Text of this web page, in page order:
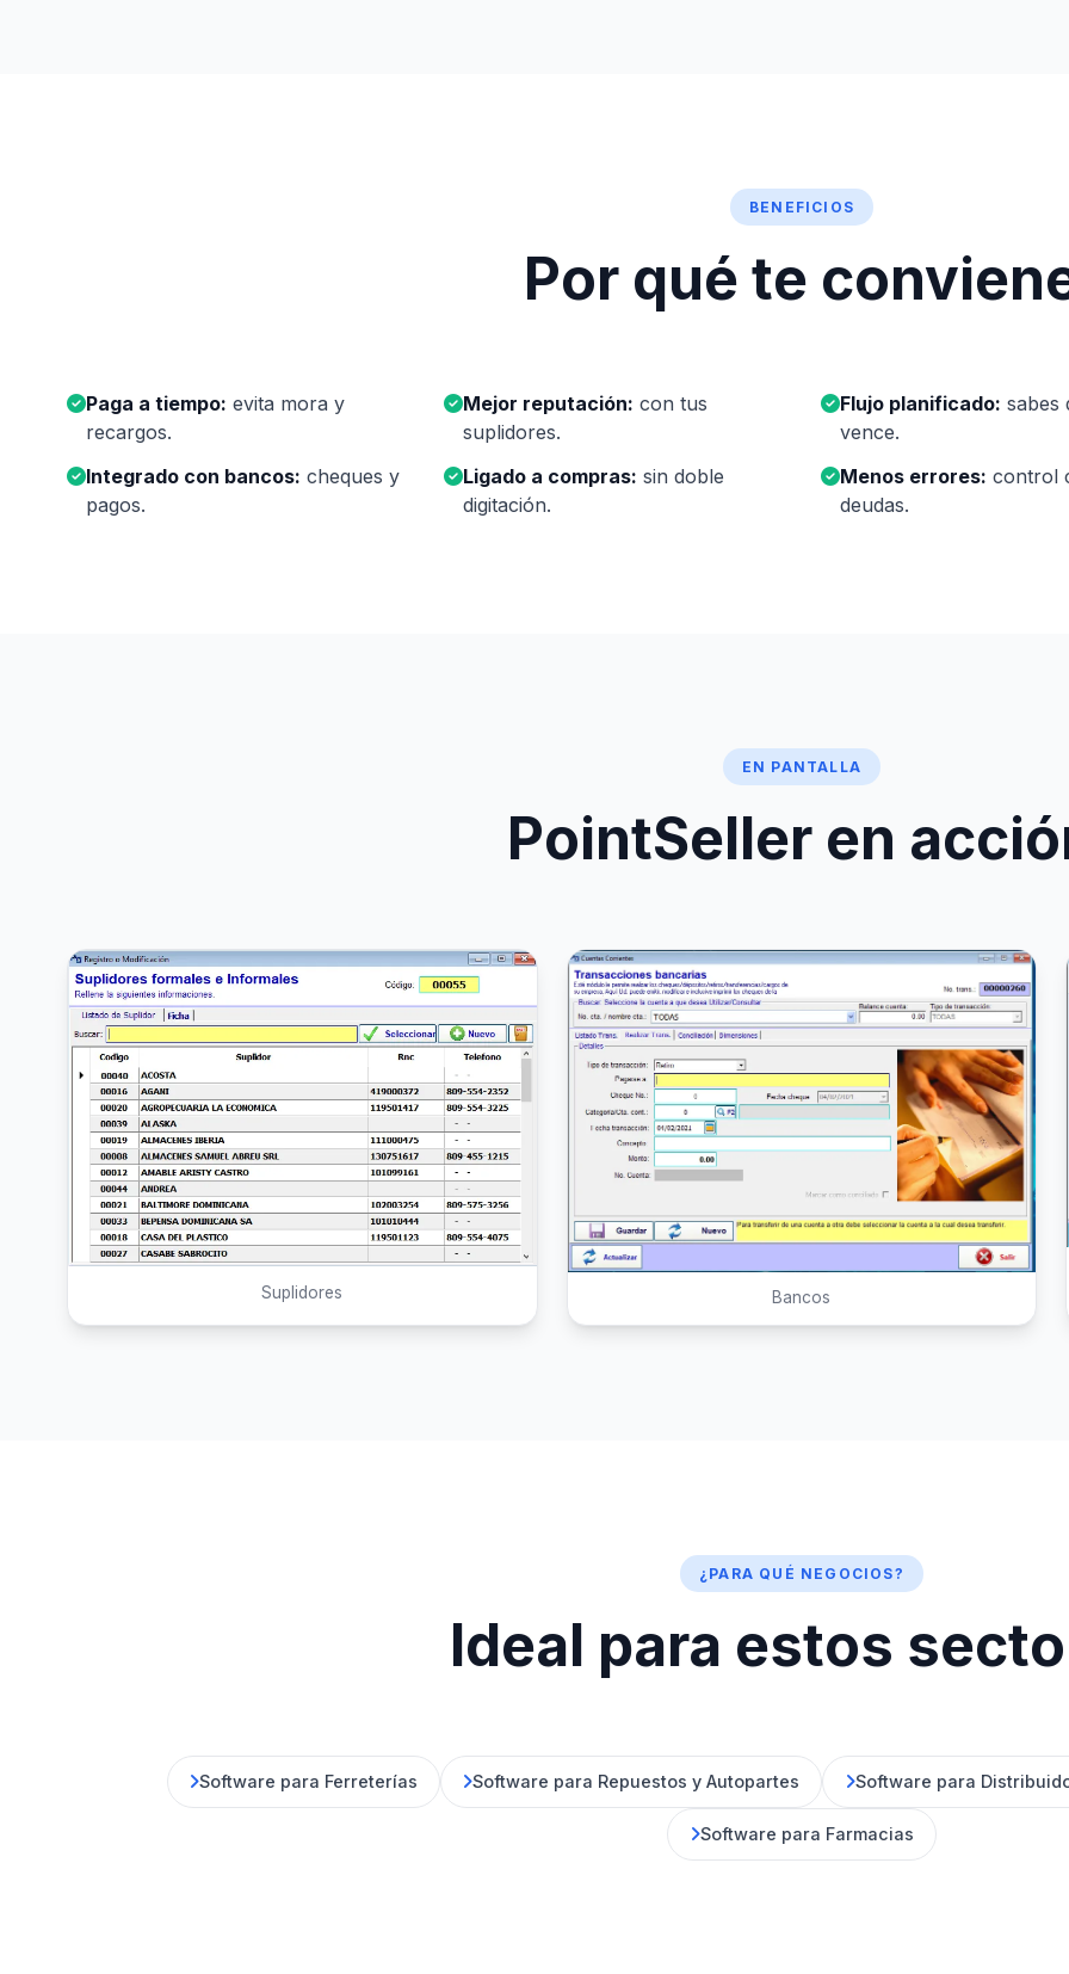
BENEFICIOS
Por qué te
Paga a tiempo: evita mora y
recargos.
Mejor reputación: con tus
suplidores.
Flujo planificado: sabes
vence.
Integrado con bancos: cheques y
pagos.
Ligado a compras: sin doble
digitación.
Menos errores: control
deudas.
EN PANTALLA
PointSeller en
Suplidores Bancos
¿PARA QUÉ NEGOCIOS?
Ideal para estos
Software para Ferreterías Software para Repuestos y Autopartes Software para
Software para Farmacias